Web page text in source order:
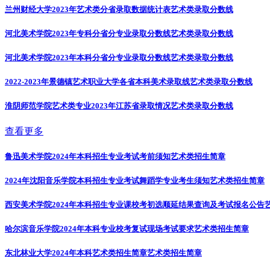
兰州财经大学2023年艺术类分省录取数据统计表艺术类录取分数线
河北美术学院2023年专科分省分专业录取分数线艺术类录取分数线
河北美术学院2023年本科分省分专业录取分数线艺术类录取分数线
2022-2023年景德镇艺术职业大学各省本科美术录取线艺术类录取分数线
淮阴师范学院艺术类专业2023年江苏省录取情况艺术类录取分数线
查看更多
鲁迅美术学院2024年本科招生专业考试考前须知艺术类招生简章
2024年沈阳音乐学院本科招生专业考试舞蹈学专业考生须知艺术类招生简章
西安美术学院2024年本科招生专业课校考初选顺延结果查询及考试报名公告
哈尔滨音乐学院2024年本科专业校考复试现场考试要求艺术类招生简章
东北林业大学2024年本科艺术类招生简章艺术类招生简章